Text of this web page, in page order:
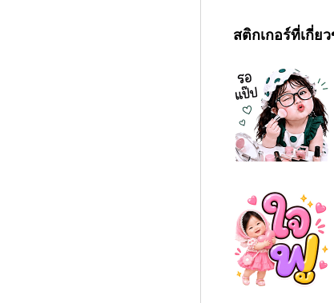
สติกเกอร์ที่เกี่ย